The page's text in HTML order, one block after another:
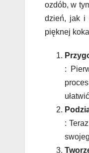
ozdób, w
dzień, jak i
pięknej
:
: